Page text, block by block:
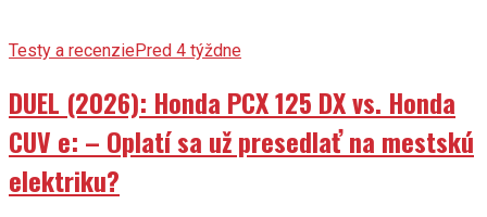
Testy a recenziePred 4 týždne
DUEL (2026): Honda PCX 125 DX vs. Honda
CUV e: – Oplatí sa už presedlať na mestskú
elektriku?